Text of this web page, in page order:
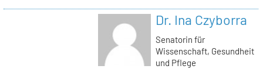
Dr. Ina Czyborra
Senatorin für
Wissenschaft, Gesundheit
und Pflege